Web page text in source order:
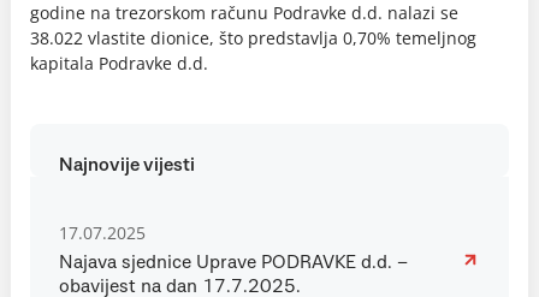
godine na trezorskom računu Podravke d.d. nalazi se
38.022 vlastite dionice, što predstavlja 0,70% temeljnog
kapitala Podravke d.d.
Najnovije vijesti
17.07.2025
Najava sjednice Uprave PODRAVKE d.d. –
obavijest na dan 17.7.2025.